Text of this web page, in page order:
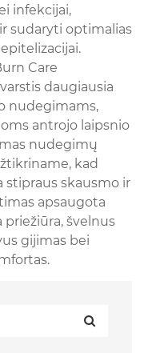
infekcijai,
sudaryti optimalias
Care
daugiausia
nudegimams,
antrojo laipsnio
nudegimų
kad
stipraus skausmo ir
apsaugota
švelnus
gijimas bei